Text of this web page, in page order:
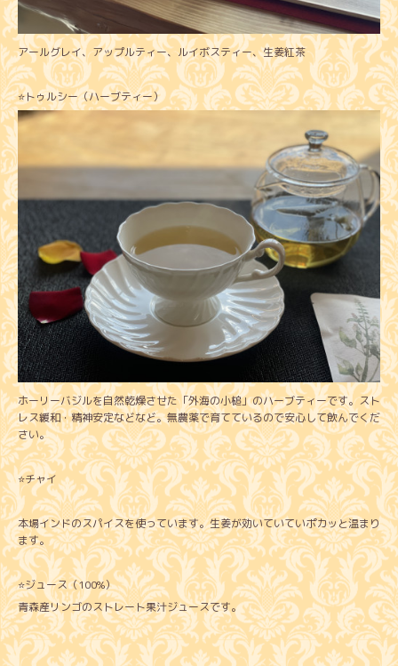
アールグレイ、アップルティー、ルイボスティー、生姜紅茶
⭐️トゥルシー（ハーブティー）
ホーリーバジルを自然乾燥させた「外海の小槌」のハーブティーです。スト
レス緩和・精神安定などなど。無農薬で育てているので安心して飲んでくだ
さい。
⭐️チャイ
本場インドのスパイスを使っています。生姜が効いていていポカッと温まり
ます。
⭐️ジュース（100%）
青森産リンゴのストレート果汁ジュースです。